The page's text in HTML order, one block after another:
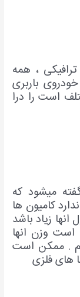
، همه
باربری
است را درا
میشود که
کامیون ها
زیاد باشد
است وزن انها
. ممکن است
های فلزی